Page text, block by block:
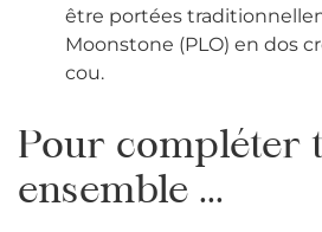
être portées
Moonstone (PLO) en dos
cou.
Pour compléter
ensemble ...